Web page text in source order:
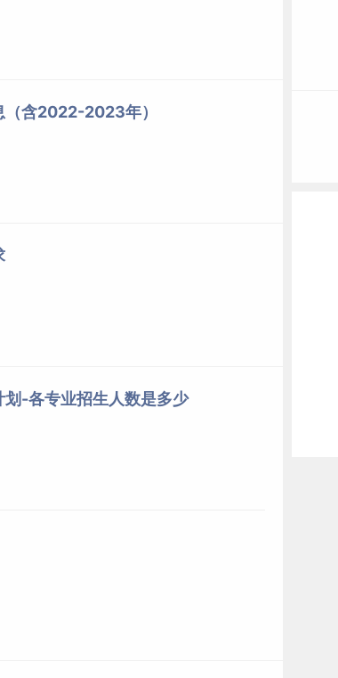
含2022-2023年）
-各专业招生人数是多少